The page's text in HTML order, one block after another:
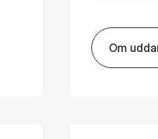
Di­git­al Man­age­ment
Om